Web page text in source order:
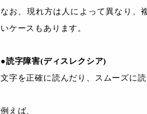
なお、現れ方は人によって異なり、
いケースもあります。
●読字障害(ディスレクシア)
文字を正確に読んだり、スムーズに
例えば、